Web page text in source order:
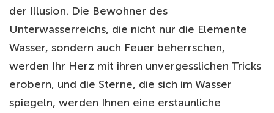
der Illusion. Die Bewohner des
Unterwasserreichs, die nicht nur die Elemente
Wasser, sondern auch Feuer beherrschen,
werden Ihr Herz mit ihren unvergesslichen Tricks
erobern, und die Sterne, die sich im Wasser
spiegeln, werden Ihnen eine erstaunliche